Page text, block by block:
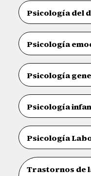
Psicología del
Psicología
Psicología
Psicología
Psicología
Trastornos de